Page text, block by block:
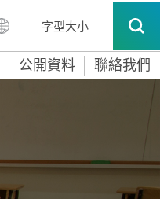
字型大小
公開資料 聯絡我們